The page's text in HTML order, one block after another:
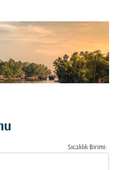
Sıcaklık Birimi: